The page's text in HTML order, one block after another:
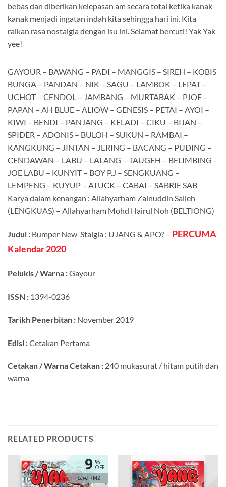
bebas dan diberikan kelepasan am secara total ketika kanak-
kanak menjadi ingatan indah kita sehingga hari ini. Kita
raikan rasa nostalgia dengan isu ini. Selamat bercuti! Yak Yak
yee!
GAYOUR – BAWANG – PADI – MANGGIS – SIREH – KOBIS
BUNGA – PANDAN – NIK – SAGU – LAMBOK – LEPAT –
UCHOT – CENDOL – JAMBANG – MURTABAK – PJOE –
PAPAN – AH BLUE – ALIOW – GENESIS – PETAI – AYOI –
KIWI – BENDI – PANJANG – KELADI – CIKU – BIJAN –
SPIDER – ADONIS – BULOH – SUKUN – RAMBAI –
KANGKUNG – JINTAN – JERING – BACANG – PUDING –
CENDAWAN – LABU – LALANG – TAUGEH – BELIMBING –
JOE LABU – KUNYIT – BOY P.J – SENGKUANG –
LEMPENG – KUYUP – ATUCK – CABAI – SABRIE SAB
Karya dalam kenangan : Allahyarham Zainuddin Salleh
(LENGKUAS) – Allahyarham Mohd Hairul Noh (BELTIONG)
Judul : Bumper New-Stalgia : UJANG & APO? – PERCUMA
Kalendar 2020
Pelukis / Warna :Gayour
ISSN : 1394-0236
Tarikh Penerbitan : November 2019
Edisi :Cetakan Pertama
Cetakan / Warna Cetakan : 240 mukasurat / hitam putih dan
warna
RELATED PRODUCTS
%
OFF
9
Save RM2